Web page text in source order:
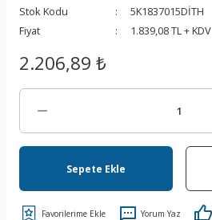
Stok Kodu
5K1837015DİTH
Fiyat
1.839,08 TL + KDV
2.206,89 ₺
Sepete Ekle
Yorum Yaz